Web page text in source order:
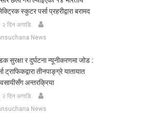
स्कुटर पर्सा प्रहरीद्वारा बरामद
२ दिन अगाडि
News
सुरक्षा र दुर्घटना न्यूनीकरणमा जोड :
ट्राफिकद्वारा तीनपाङ्ग्रे यातायात
अन्तरक्रिया
२ दिन अगाडि
News